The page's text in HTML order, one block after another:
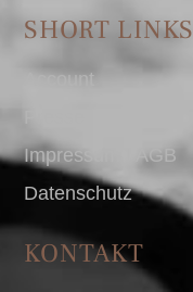
SHORT LINKS
Account
Impressum I AGB
Datenschutz
KONTAKT